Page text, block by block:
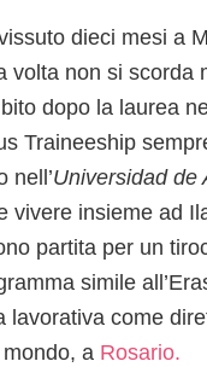
dieci mesi a
volta non si scorda
dopo la laurea
Traineeship
nell’Universidad de
vivere insieme ad
partita per un
simile
lavorativa come
mondo, a Rosario.